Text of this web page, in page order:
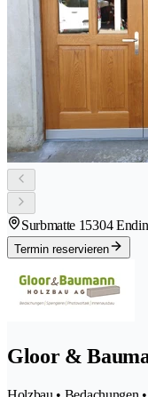
Surbmatte 15304
Termin reservieren
Gloor &